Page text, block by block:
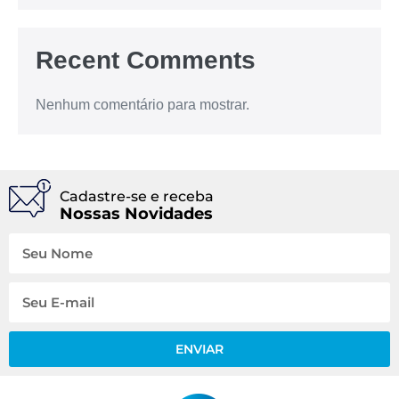
Recent Comments
Nenhum comentário para mostrar.
Cadastre-se e receba
Nossas Novidades
ENVIAR